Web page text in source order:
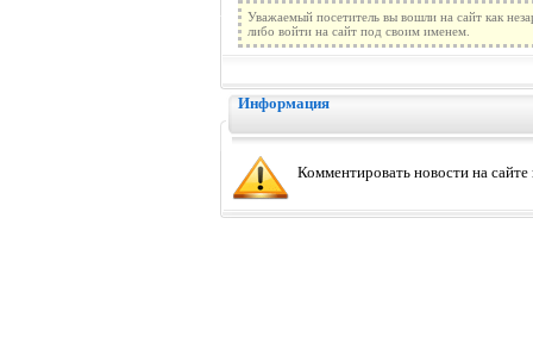
Уважаемый посетитель вы вошли на сайт как
либо войти на сайт под своим именем.
Информация
Комментировать новости на